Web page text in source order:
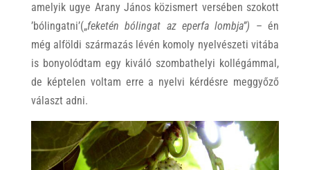
amelyik ugye Arany János közismert versében szokott
’bólingatni’(„feketén bólingat az eperfa lombja”) – én
még alföldi származás lévén komoly nyelvészeti vitába
is bonyolódtam egy kiváló szombathelyi kollégámmal,
de képtelen voltam erre a nyelvi kérdésre meggyőző
választ adni.